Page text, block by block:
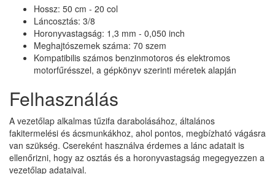
Hossz: 50 cm - 20 col
Láncosztás: 3/8
Horonyvastagság: 1,3 mm - 0,050 inch
Meghajtószemek száma: 70 szem
Kompatibilis számos benzinmotoros és elektromos
motorfűrésszel, a gépkönyv szerinti méretek alapján
Felhasználás
A vezetőlap alkalmas tűzifa darabolásához, általános
fakitermelési és ácsmunkákhoz, ahol pontos, megbízható vágásra
van szükség. Csereként használva érdemes a lánc adatait is
ellenőrizni, hogy az osztás és a horonyvastagság megegyezzen a
vezetőlap adataival.